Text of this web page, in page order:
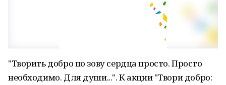
"Творить добро по зову сердца просто. Просто
необходимо. Для души...". К акции "Твори добро: